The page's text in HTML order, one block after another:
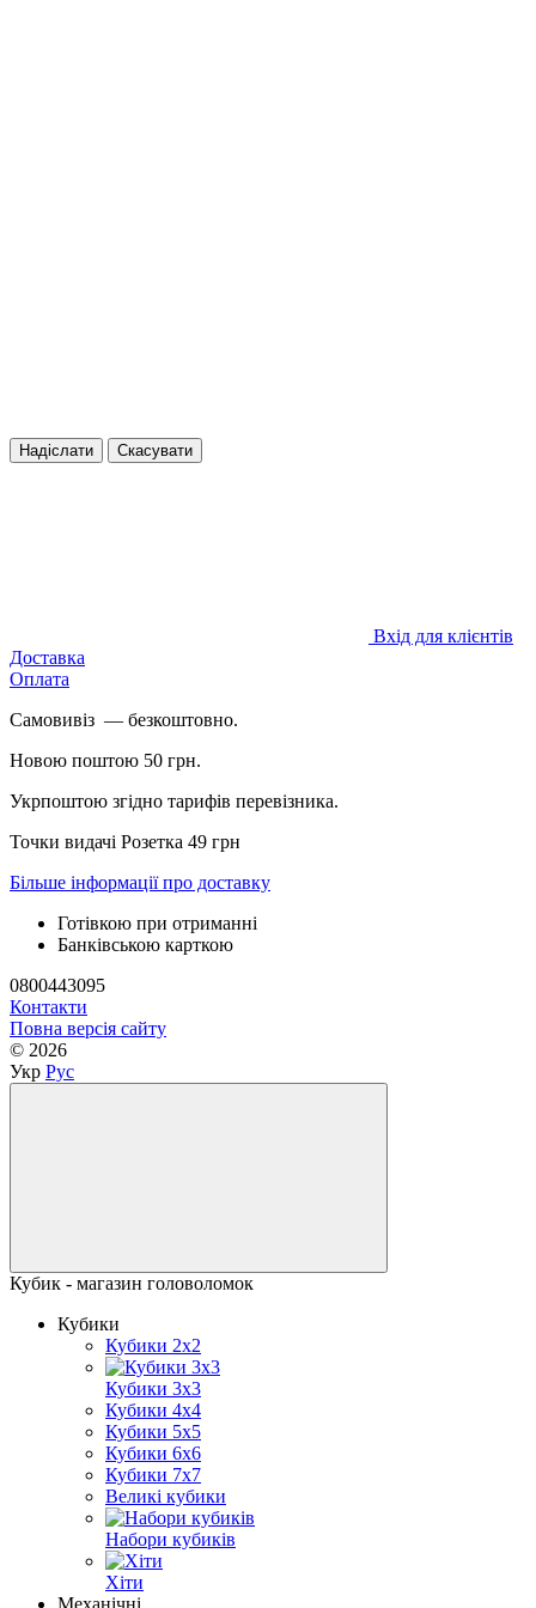
Надіслати Скасувати
Вхід для клієнтів
Доставка
Оплата
Самовивіз — безкоштовно.
Новою поштою 50 грн.
Укрпоштою згідно тарифів перевізника.
Точки видачі Розетка 49 грн
Більше інформації про доставку
Готівкою при отриманні
Банківською карткою
0800443095
Контакти
Повна версія сайту
© 2026
Укр Рус
Кубик - магазин головоломок
Кубики
Кубики 2x2
Кубики 3x3
Кубики 4x4
Кубики 5x5
Кубики 6x6
Кубики 7x7
Великі кубики
Набори кубиків
Хіти
Механічні